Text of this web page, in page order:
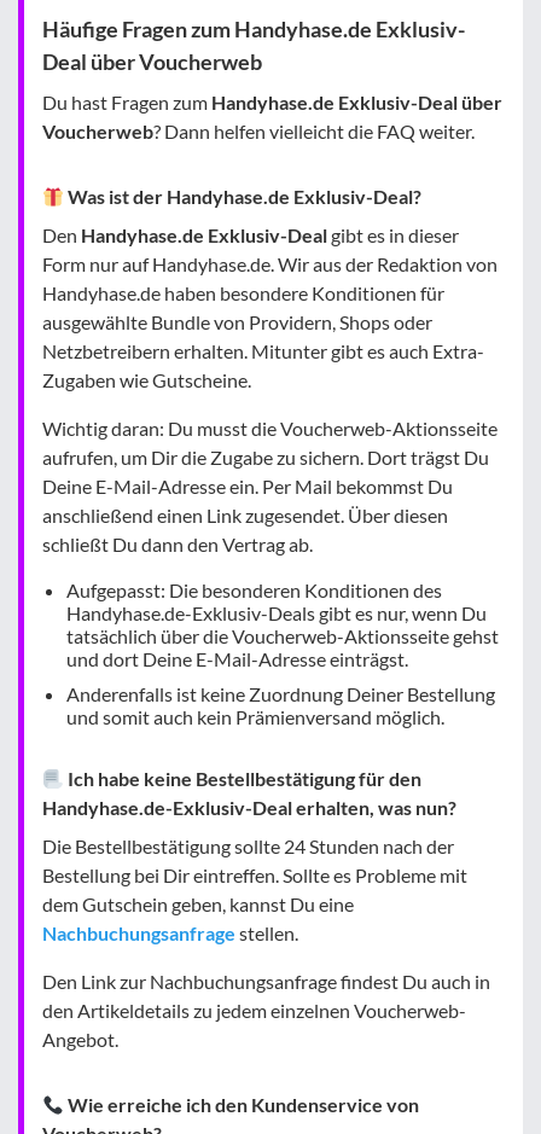
Häufige Fragen zum Handyhase.de Exklusiv-
Deal über Voucherweb
Du hast Fragen zum Handyhase.de Exklusiv-Deal über
Voucherweb? Dann helfen vielleicht die FAQ weiter.
Was ist der Handyhase.de Exklusiv-Deal?
Den Handyhase.de Exklusiv-Dealgibt es in dieser
Form nur auf Handyhase.de. Wir aus der Redaktion von
Handyhase.de haben besondere Konditionen für
ausgewählte Bundle von Providern, Shops oder
Netzbetreibern erhalten. Mitunter gibt es auch Extra-
Zugaben wie Gutscheine.
Wichtig daran: Du musst die Voucherweb-Aktionsseite
aufrufen, um Dir die Zugabe zu sichern. Dort trägst Du
Deine E-Mail-Adresse ein. Per Mail bekommst Du
anschließend einen Link zugesendet. Über diesen
schließt Du dann den Vertrag ab.
Aufgepasst: Die besonderen Konditionen des
Handyhase.de-Exklusiv-Deals gibt es nur, wenn Du
tatsächlich über die Voucherweb-Aktionsseite gehst
und dort Deine E-Mail-Adresse einträgst.
Anderenfalls ist keine Zuordnung Deiner Bestellung
und somit auch kein Prämienversand möglich.
Ich habe keine Bestellbestätigung für den
Handyhase.de-Exklusiv-Deal erhalten, was nun?
Die Bestellbestätigung sollte 24 Stunden nach der
Bestellung bei Dir eintreffen. Sollte es Probleme mit
dem Gutschein geben, kannst Du eine
Nachbuchungsanfrage stellen.
Den Link zur Nachbuchungsanfrage findest Du auch in
den Artikeldetails zu jedem einzelnen Voucherweb-
Angebot.
Wie erreiche ich den Kundenservice von